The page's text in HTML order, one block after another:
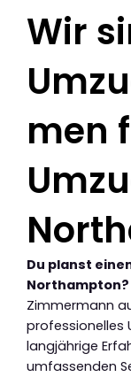
Wir
men
Du planst
Northampton?
Zimmermann
professionelles
langjährige
umfassenden